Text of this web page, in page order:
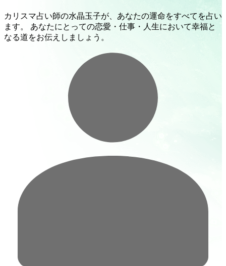
カリスマ占い師の水晶玉子が、あなたの運命をすべてを占い
ます。 あなたにとっての恋愛・仕事・人生において幸福と
なる道をお伝えしましょう。